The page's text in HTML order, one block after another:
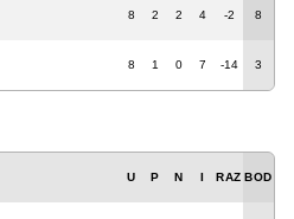
8 2 2 4 -2 8
8 1 0 7 -14 3
U P N I RAZ BOD